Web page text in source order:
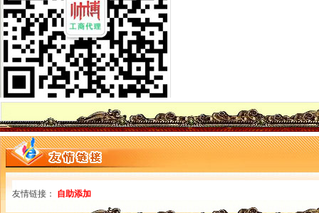
海关物流公司
润衡海关物流管理系统【价格,厂家,求购,什麽品牌好】-中国制造
.润衡海关物流管理系统_企业管理软件吧_百度贴吧
海关清关公司
[华东]急！！！我的进口清关公司被海关查封了,怎么办？-报关报检-
济南邮局海关报关清关代理高清图片-济南东远国际货运代理有限公
重庆报关公司
【重庆进出口贸易公司报关重庆进出口贸易公司报关】价格_厂家_图
【重庆机场进口报关,重庆清关报关公司】价格_厂家_图片-Hc360慧
重庆进出口公司
重庆涪陵进出口公司义乌办事处
重庆商社进出口贸易有限公司
出口许可证
友情链接： 自助添加